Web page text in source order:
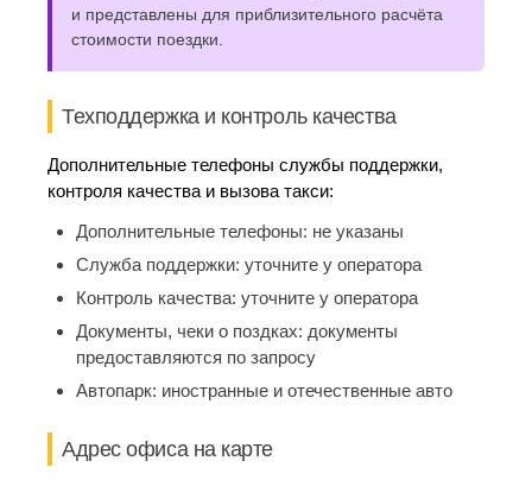
и представлены для приблизительного расчёта
стоимости поездки.
Техподдержка и контроль качества
Дополнительные телефоны службы поддержки,
контроля качества и вызова такси:
Дополнительные телефоны: не указаны
Служба поддержки: уточните у оператора
Контроль качества: уточните у оператора
Документы, чеки о поздках: документы
предоставляются по запросу
Автопарк: иностранные и отечественные авто
Адрес офиса на карте